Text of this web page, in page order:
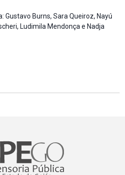
Gustavo Burns, Sara Queiroz, Nayú
Ludimila Mendonça e Nadja